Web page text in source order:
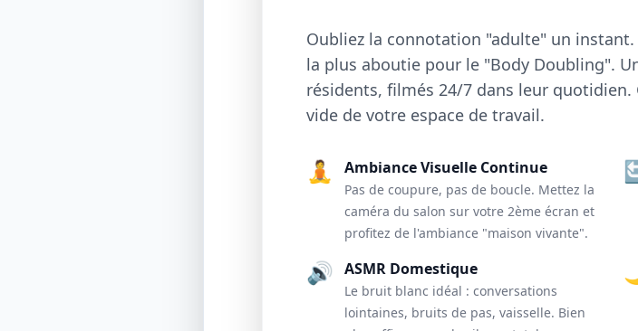
Oubliez la connotation "adulte" un
la plus aboutie pour le "Body Doubling".
résidents, filmés 24/7 dans leur
vide de votre espace de travail.
🧘 Ambiance Visuelle Continue
Pas de coupure, pas de boucle. Mettez la
caméra du salon sur votre 2ème écran et
profitez de l'ambiance "maison vivante".
🔊 ASMR Domestique
Le bruit blanc idéal : conversations
lointaines, bruits de pas, vaisselle. Bien